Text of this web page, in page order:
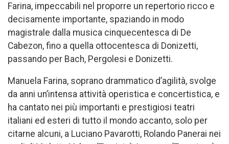
Farina, impeccabili nel proporre un repertorio ricco e
decisamente importante, spaziando in modo
magistrale dalla musica cinquecentesca di De
Cabezon, fino a quella ottocentesca di Donizetti,
passando per Bach, Pergolesi e Donizetti.
Manuela Farina, soprano drammatico d’agilità, svolge
da anni un’intensa attività operistica e concertistica, e
ha cantato nei più importanti e prestigiosi teatri
italiani ed esteri di tutto il mondo accanto, solo per
citarne alcuni, a Luciano Pavarotti, Rolando Panerai nei